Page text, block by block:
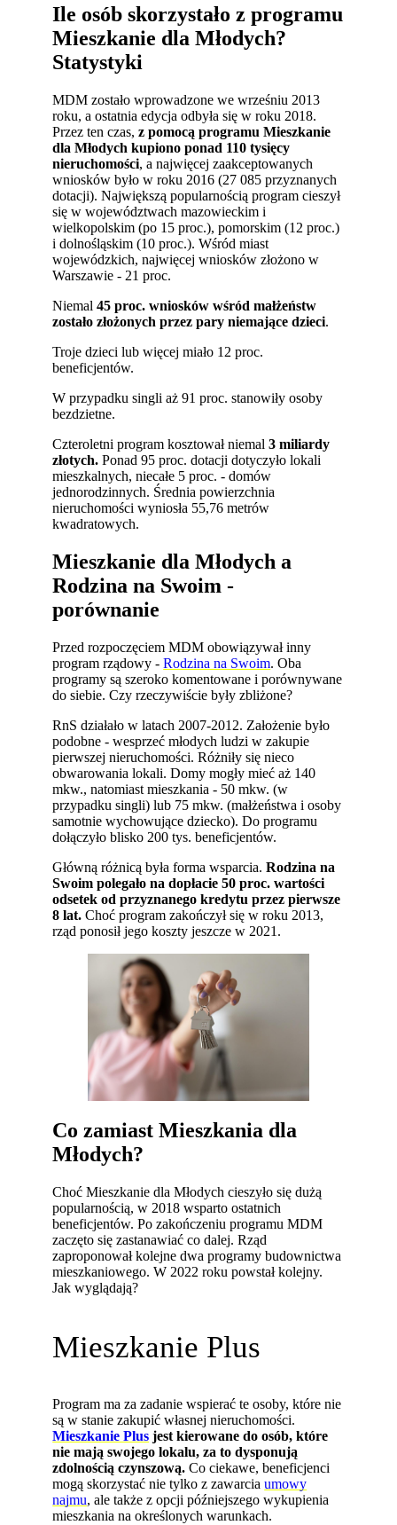
Ile osób skorzystało z programu
Mieszkanie dla Młodych?
Statystyki
MDM zostało wprowadzone we wrześniu 2013
roku, a ostatnia edycja odbyła się w roku 2018.
Przez ten czas,z pomocą programu Mieszkanie
dla Młodych kupiono ponad 110 tysięcy
nieruchomości, a najwięcej zaakceptowanych
wniosków było w roku 2016 (27 085 przyznanych
dotacji). Największą popularnością program cieszył
się w województwach mazowieckim i
wielkopolskim (po 15 proc.), pomorskim (12 proc.)
i dolnośląskim (10 proc.). Wśród miast
wojewódzkich, najwięcej wniosków złożono w
Warszawie - 21 proc.
Niemal45 proc. wniosków wśród małżeństw
zostało złożonych przez pary niemające dzieci.
Troje dzieci lub więcej miało 12 proc.
beneficjentów.
W przypadku singli aż 91 proc. stanowiły osoby
bezdzietne.
Czteroletni program kosztował niemal3 miliardy
złotych. Ponad 95 proc. dotacji dotyczyło lokali
mieszkalnych, niecałe 5 proc. - domów
jednorodzinnych. Średnia powierzchnia
nieruchomości wyniosła 55,76 metrów
kwadratowych.
Mieszkanie dla Młodych a
Rodzina na Swoim -
porównanie
Przed rozpoczęciem MDM obowiązywał inny
program rządowy -Rodzina na Swoim. Oba
programy są szeroko komentowane i porównywane
do siebie. Czy rzeczywiście były zbliżone?
RnS działało w latach 2007-2012. Założenie było
podobne - wesprzeć młodych ludzi w zakupie
pierwszej nieruchomości. Różniły się nieco
obwarowania lokali. Domy mogły mieć aż 140
mkw., natomiast mieszkania - 50 mkw. (w
przypadku singli) lub 75 mkw. (małżeństwa i osoby
samotnie wychowujące dziecko). Do programu
dołączyło blisko 200 tys. beneficjentów.
Główną różnicą była forma wsparcia.Rodzina na
Swoim polegało na dopłacie 50 proc. wartości
odsetek od przyznanego kredytu przez pierwsze
8 lat. Choć program zakończył się w roku 2013,
rząd ponosił jego koszty jeszcze w 2021.
Co zamiast Mieszkania dla
Młodych?
Choć Mieszkanie dla Młodych cieszyło się dużą
popularnością, w 2018 wsparto ostatnich
beneficjentów. Po zakończeniu programu MDM
zaczęto się zastanawiać co dalej. Rząd
zaproponował kolejne dwa programy budownictwa
mieszkaniowego. W 2022 roku powstał kolejny.
Jak wyglądają?
Mieszkanie Plus
Program ma za zadanie wspierać te osoby, które nie
są w stanie zakupić własnej nieruchomości.
Mieszkanie Plus jest kierowane do osób, które
nie mają swojego lokalu, za to dysponują
zdolnością czynszową. Co ciekawe, beneficjenci
mogą skorzystać nie tylko z zawarciaumowy
najmu, ale także z opcji późniejszego wykupienia
mieszkania na określonych warunkach.